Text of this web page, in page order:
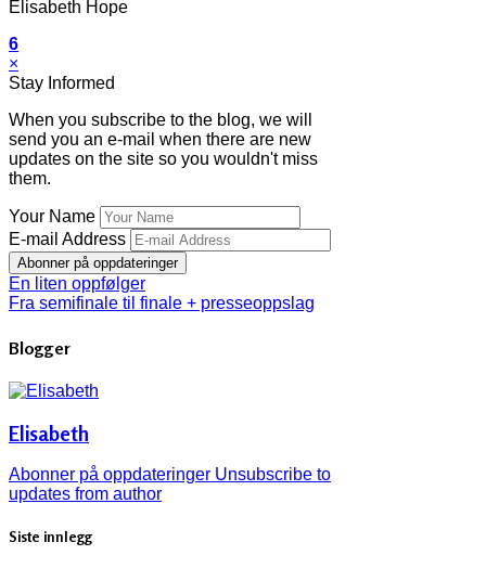
Elisabeth Hope
6
×
Stay Informed
When you subscribe to the blog, we will
send you an e-mail when there are new
updates on the site so you wouldn't miss
them.
Your Name
E-mail Address
Abonner på oppdateringer
En liten oppfølger
Fra semifinale til finale + presseoppslag
Blogger
Elisabeth
Abonner på oppdateringer Unsubscribe to
updates from author
Siste innlegg